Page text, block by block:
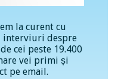
la curent cu
interviuri despre
cei peste 19.400
vei primi și
pe email.